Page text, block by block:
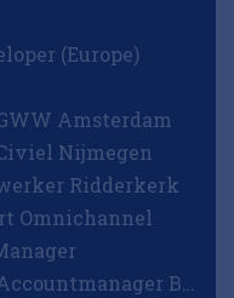
(Europe)
Amsterdam
Nijmegen
Ridderkerk
Omnichannel
Checkpoint Systems Key Accountmanager Benelux